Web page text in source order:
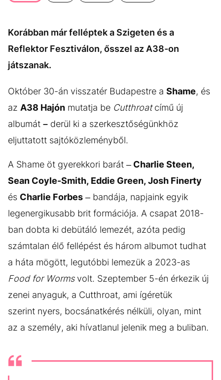
KÖZÉLET UTAZÁS
BESZÉLGETÉSEK ARCOK
VIDEÓ
Korábban már felléptek a Szigeten és a
Reflektor Fesztiválon, ősszel az A38-on
játszanak.
Október 30-án visszatér Budapestre a Shame, és
az A38 Hajón mutatja be Cutthroatcímű új
albumát – derül ki a szerkesztőségünkhöz
eljuttatott sajtóközleményből.
A Shame öt gyerekkori barát – Charlie Steen,
Sean Coyle-Smith, Eddie Green, Josh Finerty
és Charlie Forbes – bandája, napjaink egyik
legenergikusabb brit formációja. A csapat 2018-
ban dobta ki debütáló lemezét, azóta pedig
számtalan élő fellépést és három albumot tudhat
a háta mögött, legutóbbi lemezük a 2023-as
Food for Wormsvolt. Szeptember 5-én érkezik új
zenei anyaguk, a Cutthroat, ami ígéretük
szerint nyers, bocsánatkérés nélküli, olyan, mint
az a személy, aki hívatlanul jelenik meg a buliban.